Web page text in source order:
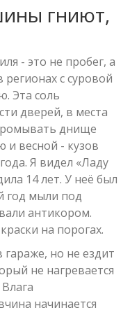
гниют,
- это не пробег, а
с суровой
Эта соль
дверей, в места
днище
и весной - кузов
Я видел «Ладу
14 лет. У неё был
год мыли под
антикором.
на порогах.
но не ездит
не нагревается
начинается